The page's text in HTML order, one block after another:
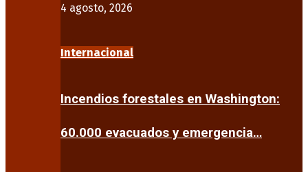
4 agosto, 2026
Internacional
Incendios forestales en Washington:
60.000 evacuados y emergencia…